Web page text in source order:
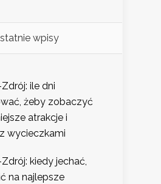
wpisy
ile dni
żeby zobaczyć
atrakcje i
wycieczkami
kiedy jechać,
na najlepsze